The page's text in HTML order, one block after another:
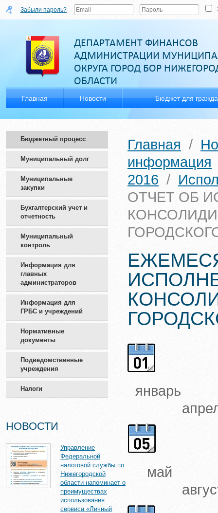
Бюджетный процесс
Муниципальный долг
Муниципальные
закупки
Бухгалтерский учет и
отчетность
Муниципальный
контроль
Информация для
главных
администраторов
Информация для
ГРБС и учреждений
Нормативные
документы
Подведомственные
учреждения
Налоги
НОВОСТИ
Управление
Федеральной
налоговой службы по
Нижегородской
области напоминает о
преимуществах
использования
сервиса «Личный
Главная /
информация
2016 /
ОТЧЕТ ОБ
Забыли пароль?
ДЕПАРТАМЕНТ ФИНАНСОВ
АДМИНИСТРАЦИИ
ОКРУГА ГОРОД БОР
ОБЛАСТИ
Главная Новости Бюджет для